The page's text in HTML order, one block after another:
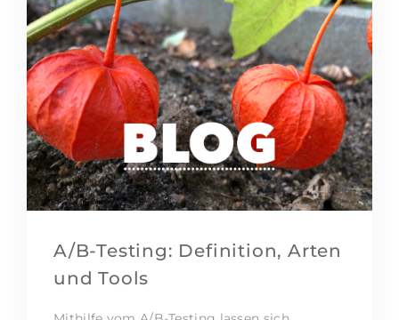
A/B-Testing: Definition, Arten
und Tools